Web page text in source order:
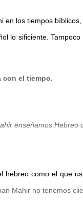
en los tiempos
lo sificiente.
con el tiempo.
enseñamos Hebreo
hebreo como el que
Mahir no tenemos